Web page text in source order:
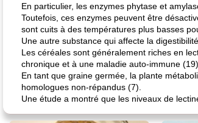
En particulier, les enzymes phytase et
Toutefois, ces enzymes peuvent être
sont cuits à des températures plus basses
Une autre substance qui affecte la
Les céréales sont généralement riches en
chronique et à une maladie auto-immune (19).
En tant que graine germée, la plante
homologues non-répandus (7).
Une étude a montré que les niveaux de